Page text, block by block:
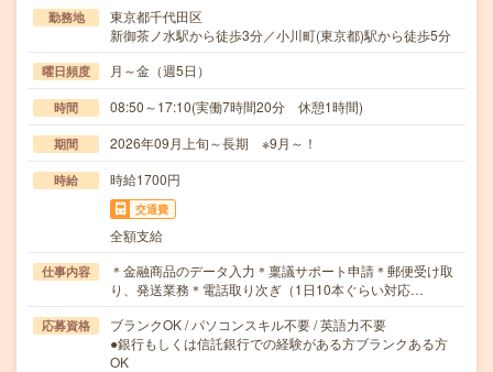
勤務地
東京都千代田区
新御茶ノ水駅から徒歩3分／小川町(東京都)駅から徒歩5分
曜日頻度 月～金（週5日）
時間 08:50～17:10(実働7時間20分 休憩1時間)
期間 2026年09月上旬～長期 ※9月～！
時給 時給1700円
交通費
全額支給
仕事内容
＊金融商品のデータ入力＊稟議サポート申請＊郵便受け取
り、発送業務＊電話取り次ぎ（1日10本ぐらい対応…
応募資格
ブランクOK / パソコンスキル不要 / 英語力不要
●銀行もしくは信託銀行での経験がある方ブランクある方
OK